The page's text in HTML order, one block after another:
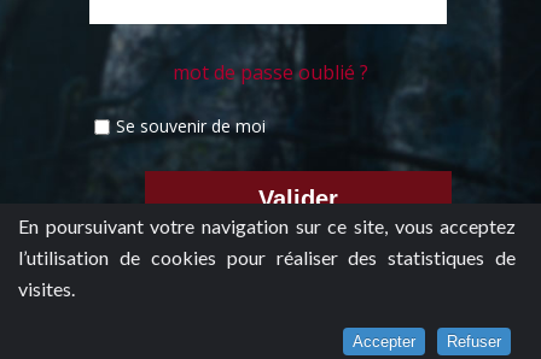
En poursuivant votre navigation sur ce site, vous acceptez
l’utilisation de cookies pour réaliser des statistiques de
visites.
Accepter Refuser
mot de passe oublié ?
Se souvenir de moi